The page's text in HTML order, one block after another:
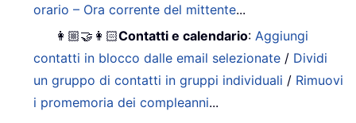
orario – Ora corrente del mittente...
👩🏼‍🤝‍👩🏻Contatti e calendario: Aggiungi
contatti in blocco dalle email selezionate / Dividi
un gruppo di contatti in gruppi individuali / Rimuovi
i promemoria dei compleanni...